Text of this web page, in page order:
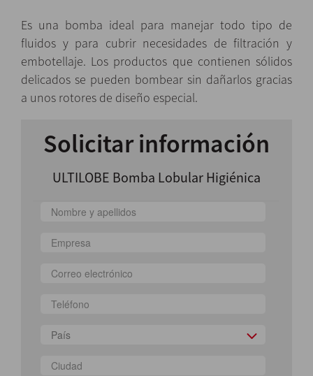
Es una bomba ideal para manejar todo tipo de
fluidos y para cubrir necesidades de filtración y
embotellaje. Los productos que contienen sólidos
delicados se pueden bombear sin dañarlos gracias
a unos rotores de diseño especial.
Solicitar información
ULTILOBE Bomba Lobular Higiénica
País